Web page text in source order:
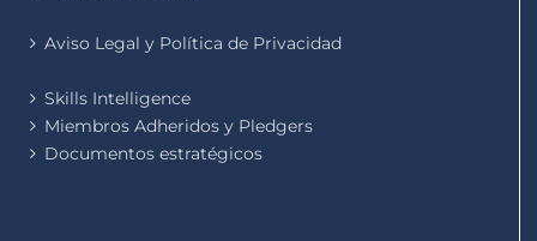
Aviso Legal y Política de Privacidad
Skills Intelligence
Miembros Adheridos y Pledgers
Documentos estratégicos